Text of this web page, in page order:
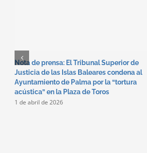
Nota de prensa: El Tribunal Superior de
Justicia de las Islas Baleares condena al
Ayuntamiento de Palma por la “tortura
acústica” en la Plaza de Toros
1 de abril de 2026